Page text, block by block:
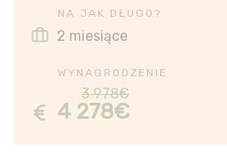
NA JAK DŁUGO?
2 miesiące
WYNAGRODZENIE
3 978€
4 278€